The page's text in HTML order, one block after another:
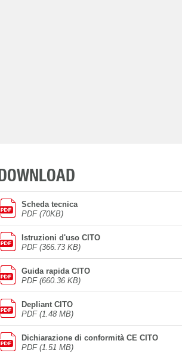
DOWNLOAD
Scheda tecnica
PDF (70KB)
Istruzioni d'uso CITO
PDF (366.73 KB)
Guida rapida CITO
PDF (660.36 KB)
Depliant CITO
PDF (1.48 MB)
Dichiarazione di conformità CE CITO
PDF (1.51 MB)